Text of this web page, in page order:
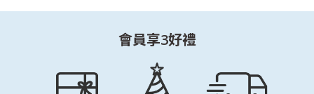
會員享3好禮